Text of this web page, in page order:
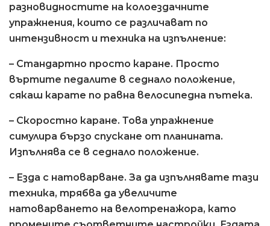
разновидностите на колоездачните
упражнения, които се различават по
интензивност и техника на изпълнение:
– Стандартно просто каране. Просто
въртите педалите в седнало положение,
сякаш карате по равна велосипедна пътека.
– Скоростно каране. Това упражнение
симулира бързо спускане от планината.
Изпълнява се в седнало положение.
– Езда с натоварване. За да изпълнявате тази
техника, трябва да увеличите
натоварването на велотренажора, като